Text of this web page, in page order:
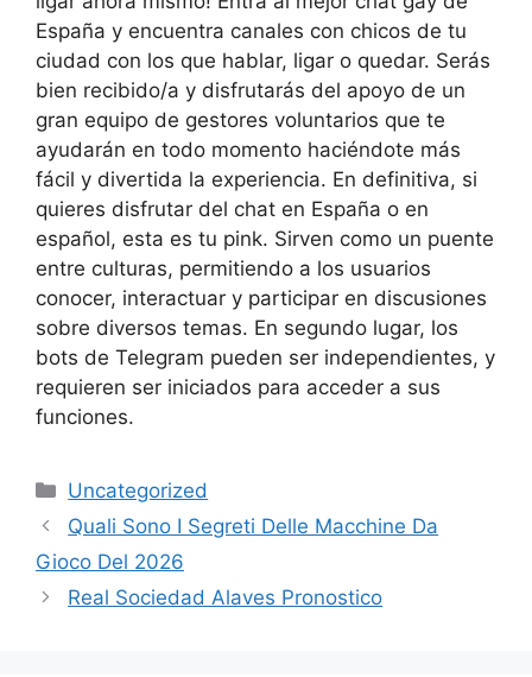
España y encuentra canales con chicos de tu
ciudad con los que hablar, ligar o quedar. Serás
bien recibido/a y disfrutarás del apoyo de un
gran equipo de gestores voluntarios que te
ayudarán en todo momento haciéndote más
fácil y divertida la experiencia. En definitiva, si
quieres disfrutar del chat en España o en
español, esta es tu pink. Sirven como un puente
entre culturas, permitiendo a los usuarios
conocer, interactuar y participar en discusiones
sobre diversos temas. En segundo lugar, los
bots de Telegram pueden ser independientes, y
requieren ser iniciados para acceder a sus
funciones.
Uncategorized
Quali Sono I Segreti Delle Macchine Da
Gioco Del 2026
Real Sociedad Alaves Pronostico